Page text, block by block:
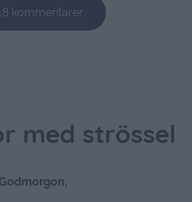
kommentarer
med strössel
Godmorgon,